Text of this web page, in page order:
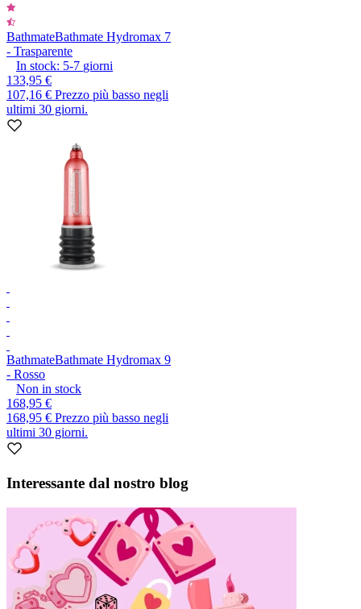
BathmateBathmate Hydromax 7
- Trasparente
In stock: 5-7 giorni
133,95 €
107,16 € Prezzo più basso negli
ultimi 30 giorni.
BathmateBathmate Hydromax 9
- Rosso
Non in stock
168,95 €
168,95 € Prezzo più basso negli
ultimi 30 giorni.
Interessante dal nostro blog